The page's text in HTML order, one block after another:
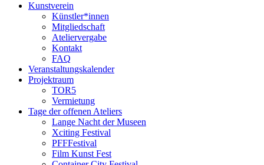
Kunstverein
Künstler*innen
Mitgliedschaft
Ateliervergabe
Kontakt
FAQ
Veranstaltungskalender
Projektraum
TOR5
Vermietung
Tage der offenen Ateliers
Lange Nacht der Museen
Xciting Festival
PFFFestival
Film Kunst Fest